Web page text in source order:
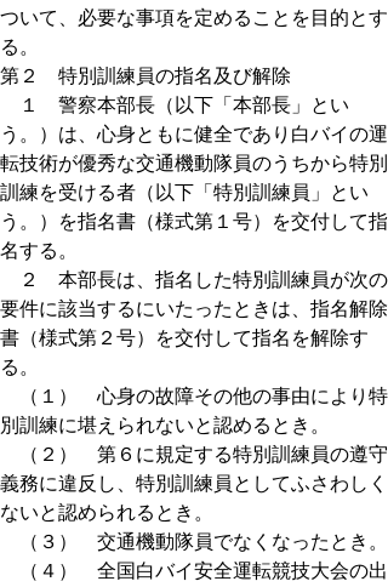
ついて、必要な事項を定めることを目的とす
る。
第２ 特別訓練員の指名及び解除
１ 警察本部長（以下「本部長」とい
う。）は、心身ともに健全であり白バイの運
転技術が優秀な交通機動隊員のうちから特別
訓練を受ける者（以下「特別訓練員」とい
う。）を指名書（様式第１号）を交付して指
名する。
２ 本部長は、指名した特別訓練員が次の
要件に該当するにいたったときは、指名解除
書（様式第２号）を交付して指名を解除す
る。
（１） 心身の故障その他の事由により特
別訓練に堪えられないと認めるとき。
（２） 第６に規定する特別訓練員の遵守
義務に違反し、特別訓練員としてふさわしく
ないと認められるとき。
（３） 交通機動隊員でなくなったとき。
（４） 全国白バイ安全運転競技大会の出